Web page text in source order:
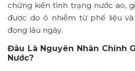
chứng kiến tình trạng nước ao,
được do ô nhiễm từ phế liệu
đọng lâu ngày.
Đâu Là Nguyên Nhân Chính
Nước?